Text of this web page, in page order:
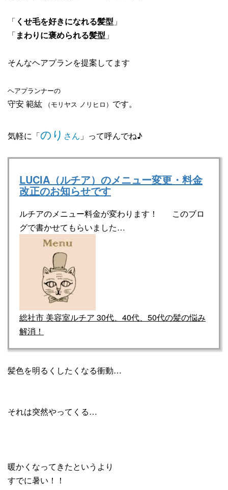
「 くせ毛を好きになれる髪型 」
「まわりに褒められる髪型 」
そんなヘアプランを提案してます
ヘアプランナーの
守安 範紘 （モリヤス ノリヒロ） です。
気軽に「のり さん 」って呼んでね♪
LUCIA（ルチア）のメニュー変更・料金
改正のお知らせです
ルチアのメニュー料金が変わります！ このブロ
グで書かせてもらいました…
総社市 美容室ルチア 30代、40代、50代の髪の悩み
解消！
髪色を明るくしたくなる衝動…
それは突然やってくる…
暖かくなってきたというより
すでに暑い！！